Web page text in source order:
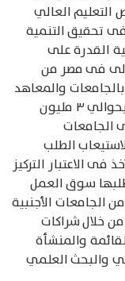
العالي
تحقيق التنمية
القدرة على
فى مصر من
والمعاهد
إلى ٤ مليون طالب فى عام ٢٠٣٠، مقارنة بحوالي ٣ مليون
الجامعات
الطلب
فى الاعتبار التركيز
سوق العمل
الجامعات الأجنبية
خلال شراكات
والمنشأة
والبحث العلمي